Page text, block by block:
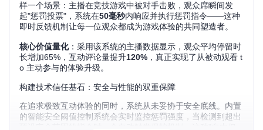
样一个场景：主播在竞技游戏中被对手击败，观众席瞬间发
起"惩罚投票"，系统在50毫秒内响应并执行惩罚指令——这种
即时反馈机制让每一位观众都成为游戏体验的共同塑造者。
核心价值量化：采用该系统的主播数据显示，观众平均停留时
长增加65%，互动评论量提升120% ，真正实现了从被动观看 t
o 主动参与的体验升级。
构建技术信任基石：安全与性能的双重保障
在追求极致互动体验的同时，系统从未妥协于安全底线。内置
的智能安全阈值控制系统会实时监控惩罚强度，当检测到超出